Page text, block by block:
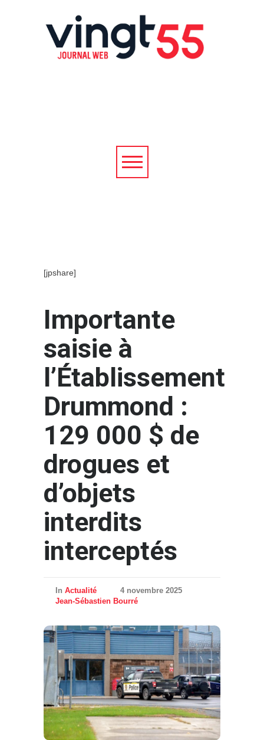
[jpshare]
Importante
saisie à
l’Établissement
Drummond :
129 000 $ de
drogues et
d’objets
interdits
interceptés
In Actualité
4 novembre 2025
Jean-Sébastien Bourré